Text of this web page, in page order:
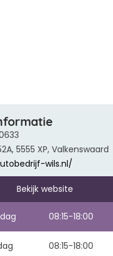
5555 XP, Valkenswaard
wils.nl/
Bekijk website
08:15-18:00
08:15-18:00